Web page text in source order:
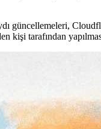
kişi tarafından